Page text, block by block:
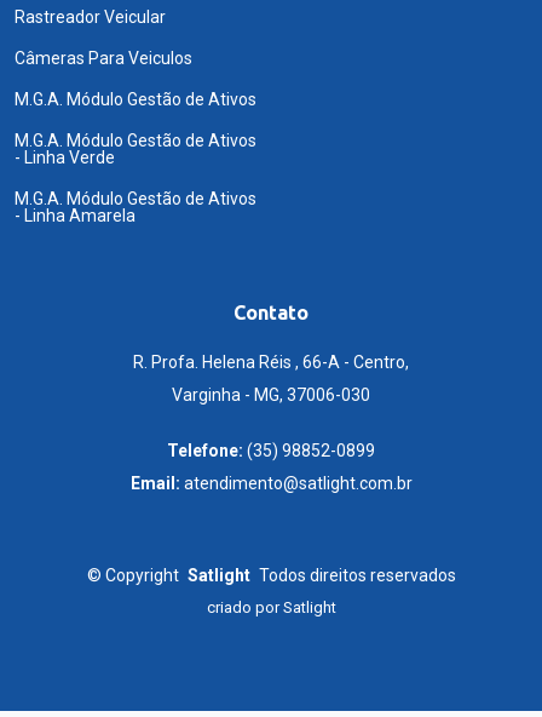
Rastreador Veicular
Câmeras Para Veiculos
M.G.A. Módulo Gestão de Ativos
M.G.A. Módulo Gestão de Ativos
- Linha Verde
M.G.A. Módulo Gestão de Ativos
- Linha Amarela
Contato
R. Profa. Helena Réis , 66-A - Centro,
Varginha - MG, 37006-030
Telefone: (35) 98852-0899
Email: atendimento@satlight.com.br
© Copyright Satlight Todos direitos reservados
criado porSatlight